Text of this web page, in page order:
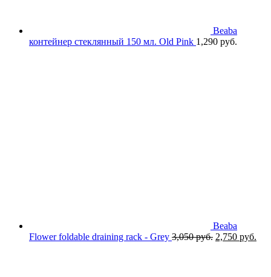
Beaba
контейнер стеклянный 150 мл. Old Pink 1,290 руб.
Beaba
Flower foldable draining rack - Grey 3,050руб. 2,750 руб.